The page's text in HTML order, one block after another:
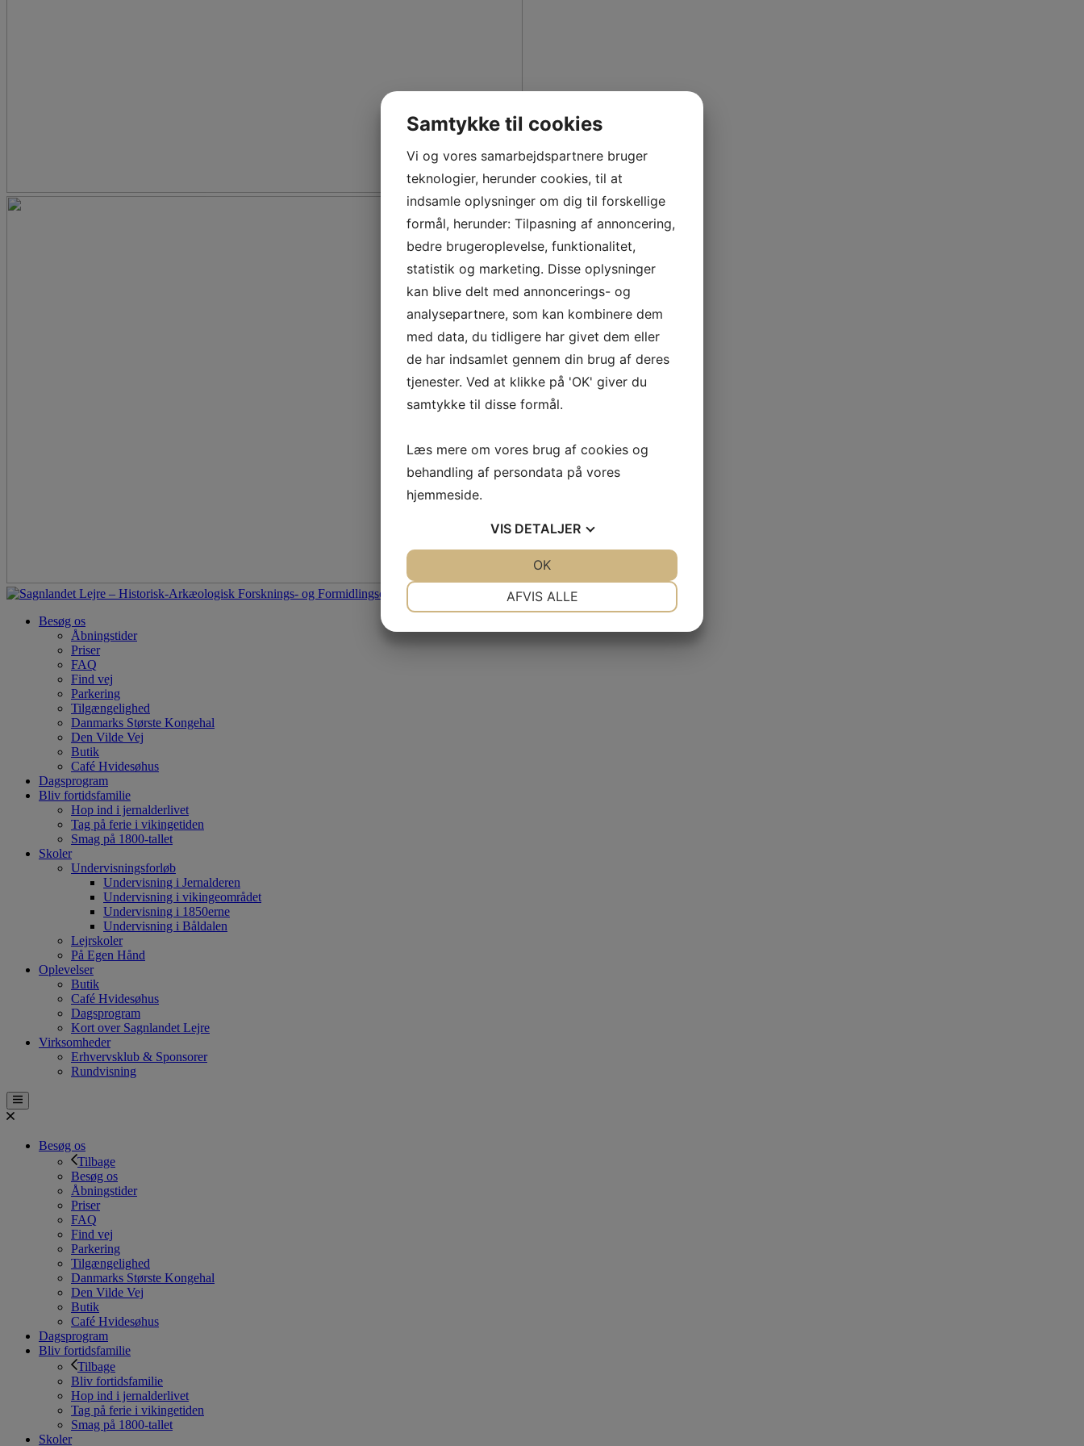
Fr
Besøg os
Åbningstider
Priser
FAQ
Find vej
Parkering
Tilgængelighed
Danmarks Største Kongehal
Den Vilde Vej
Butik
Café Hvidesøhus
Dagsprogram
Bliv fortidsfamilie
Hop ind i jernalderlivet
Tag på ferie i vikingetiden
Smag på 1800-tallet
Skoler
Undervisningsforløb
Undervisning i Jernalderen
Undervisning i vikingeområdet
Undervisning i 1850erne
Undervisning i Båldalen
Lejrskoler
På Egen Hånd
Oplevelser
Butik
Café Hvidesøhus
Dagsprogram
Kort over Sagnlandet Lejre
Virksomheder
Erhvervsklub & Sponsorer
Rundvisning
Besøg os
Tilbage
Besøg os
Åbningstider
Priser
FAQ
Find vej
Parkering
Tilgængelighed
Danmarks Største Kongehal
Den Vilde Vej
Butik
Café Hvidesøhus
Dagsprogram
Bliv fortidsfamilie
Tilbage
Bliv fortidsfamilie
Hop ind i jernalderlivet
Tag på ferie i vikingetiden
Smag på 1800-tallet
Skoler
Samtykke til cookies
Vi og vores samarbejdspartnere bruger
teknologier, herunder cookies, til at
indsamle oplysninger om dig til forskellige
formål, herunder: Tilpasning af annoncering,
bedre brugeroplevelse, funktionalitet,
statistik og marketing. Disse oplysninger
kan blive delt med annoncerings- og
analysepartnere, som kan kombinere dem
med data, du tidligere har givet dem eller
de har indsamlet gennem din brug af deres
tjenester. Ved at klikke på 'OK' giver du
samtykke til disse formål.
Læs mere om vores brug af cookies og
behandling af persondata på vores
hjemmeside.
VIS DETALJER
AFVIS ALLE
OK